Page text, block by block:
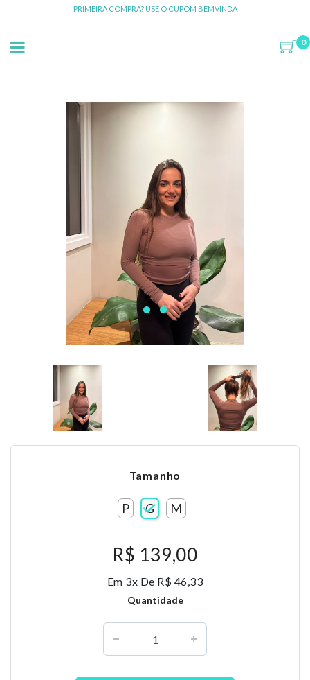
PRIMEIRA COMPRA? USE O CUPOM BEMVINDA
0
Tamanho
P G M
R$ 139,00
Em 3x De R$ 46,33
Quantidade